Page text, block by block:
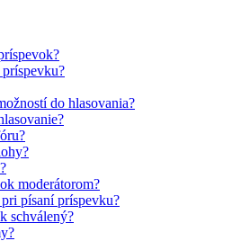
do hlasovania?
moderátorom?
písaní príspevku?
schválený?